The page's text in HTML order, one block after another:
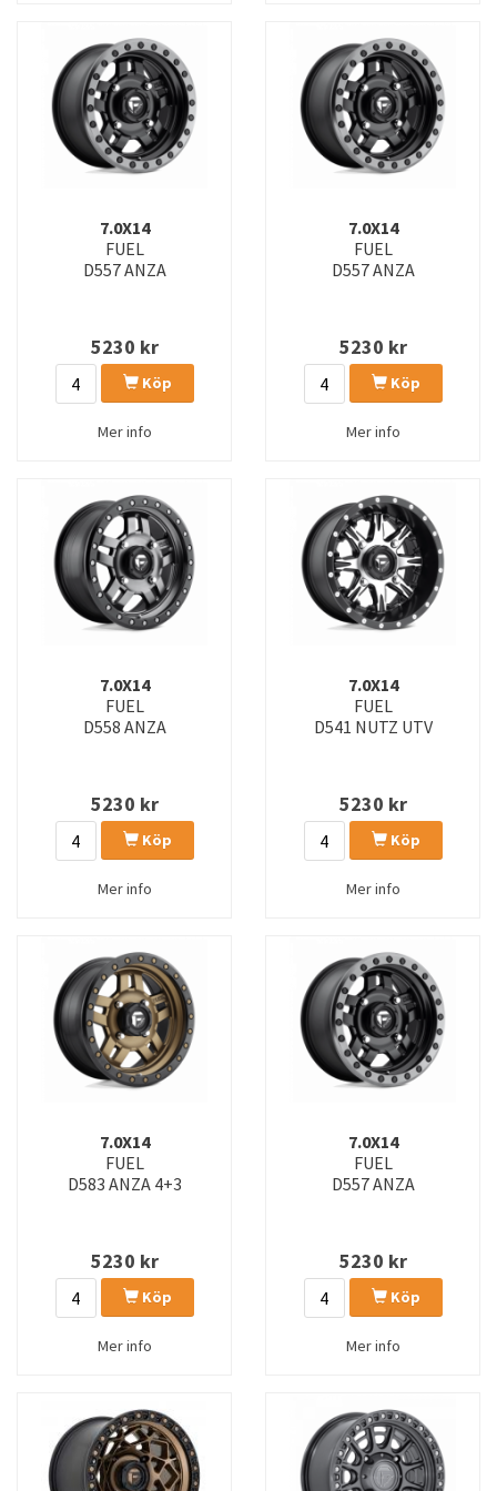
D642 KOMPRESSOR D643 CONTRA
D645 STROKE D647 VECTOR
D664 SHOK D666 SHOK
D667 NITRO D673 BLITZ
D674 BLITZ D675 BLITZ
D679 REBEL D680 REBEL
D696 COVERT D697 KICKER
D698 KICKER D700 AMMO
D716 COVERT D721 IGNITE
D740 RUNNER D741 RUNNER
D742 RUNNER D746 LOCKDOWN
D749 HAMMER D753 REACTION
D755 REACTION D759 TRIGGER
D762 CLASH D763 SFJ
D783 UNIT UTV D784 UNIT UTV
D785 UNIT D785 UNIT UTV
D786 UNIT D787 ASSAULT
D803 FLAME D804 FLAME
D812 SYNDICATE D821 ARC UTV
D822 ARC UTV D823 FLAME
D832 CYCLE D833 CYCLE
D835 CYCLE D847 REBAR
7.0X14
FUEL
D557 ANZA
5230 kr
Köp
Mer info
7.0X14
FUEL
D557 ANZA
5230 kr
Köp
Mer info
7.0X14
FUEL
D558 ANZA
5230 kr
Köp
Mer info
7.0X14
FUEL
D541 NUTZ UTV
5230 kr
Köp
Mer info
7.0X14
FUEL
D583 ANZA 4+3
5230 kr
Köp
Mer info
7.0X14
FUEL
D557 ANZA
5230 kr
Köp
Mer info